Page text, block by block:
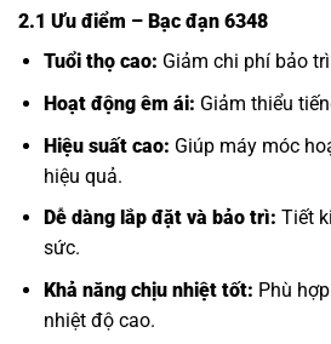
2.1 Ưu điểm – Bạc đạn 6348
Tuổi thọ cao: Giảm chi phí bảo
Hoạt động êm ái: Giảm thiểu
Hiệu suất cao: Giúp máy móc
hiệu quả.
Dễ dàng lắp đặt và bảo trì: Tiết
sức.
Khả năng chịu nhiệt tốt: Phù
nhiệt độ cao.